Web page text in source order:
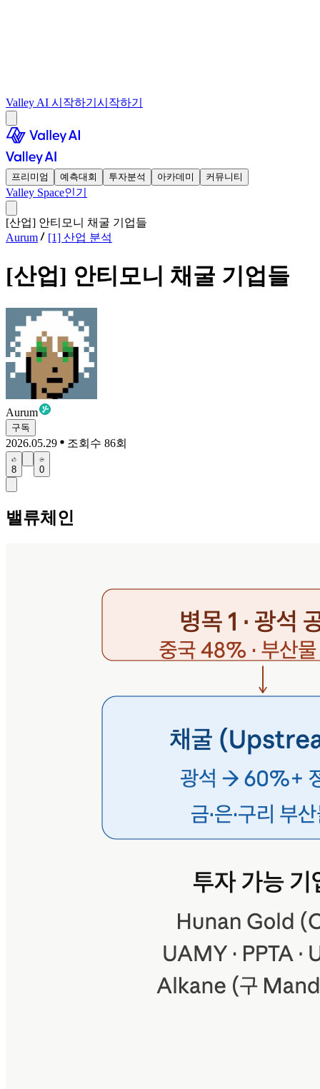
Valley AI 시작하기 시작하기
프리미엄 예측대회 투자분석 아카데미 커뮤니티
Valley Space인기
[산업] 안티모니 채굴 기업들
Aurum
[1] 산업 분석
[산업] 안티모니 채굴 기업들
Aurum
구독
2026.05.29 조회수 86회
8 0
밸류체인